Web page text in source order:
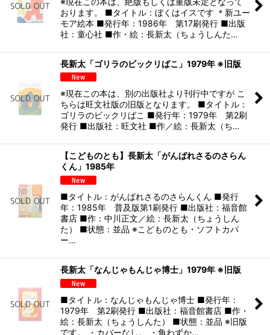
おります。 ■タイトル：ぼくはイスです ＊新ユー
モア絵本 ■発行年：1986年 第17刷発行 ■出版
社：童心社 ■作・絵：長新太（ちょうしんた…
長新太「ゴリラのビックリばこ」1979年 ※旧版
※現在この本は、別の出版社より刊行中ですが こ
ちらは旺文社版の旧版となります。 ■タイトル：
ゴリラのビックリばこ ■発行年：1979年 第2刷
発行 ■出版社：旺文社 ■作／絵：長新太（ち…
【こどものとも】長新太「がんばれさるのさらん
くん」1985年
■タイトル：がんばれさるのさらんくん ■発行
年：1985年 普及版第1刷発行 ■出版社：福音館
書店 ■作：中川正文／絵：長新太（ちょうしん
た） ■状態：並品 ※こどものとも・ソフトカバ
ー…
長新太「なんじゃもんじゃ博士」1979年 ※旧版
■タイトル：なんじゃもんじゃ博士 ■発行年：
1979年 第2刷発行 ■出版社：福音館書店 ■作・
絵：長新太（ちょうしんた） ■状態：並品 ※旧版
です。 ・カバーなし。 ・角わずか…